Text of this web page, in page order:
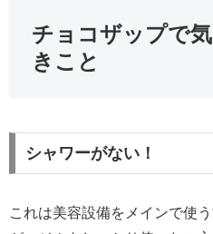
チョコザップで
きこと
シャワーがない！
これは美容設備をメインで使